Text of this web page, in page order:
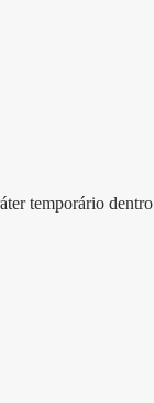
temporário dentro